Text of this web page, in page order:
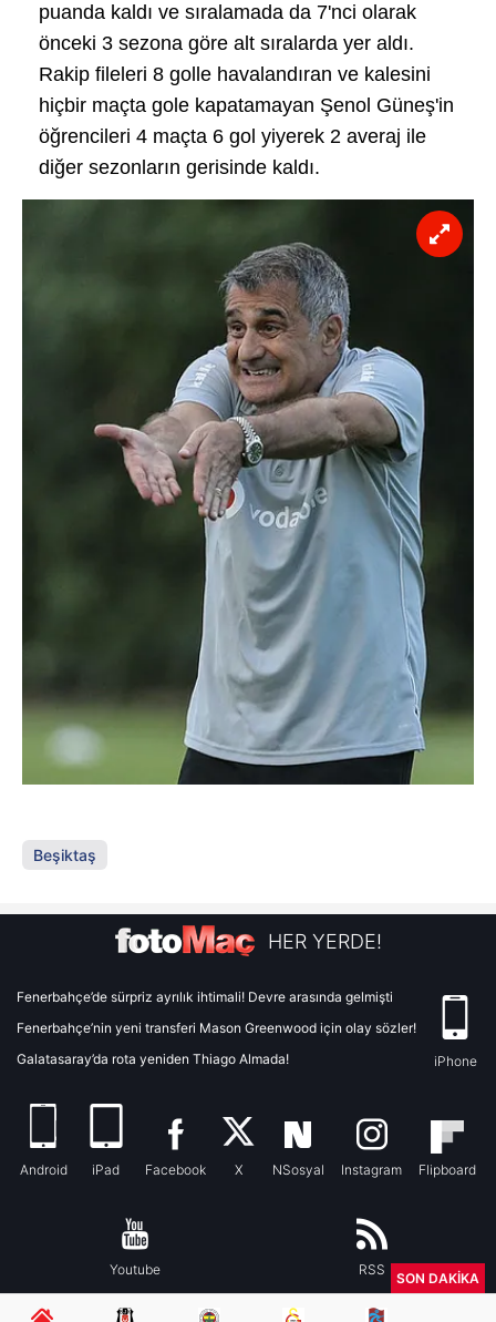
puanda kaldı ve sıralamada da 7'nci olarak
önceki 3 sezona göre alt sıralarda yer aldı.
Rakip fileleri 8 golle havalandıran ve kalesini
hiçbir maçta gole kapatamayan Şenol Güneş'in
öğrencileri 4 maçta 6 gol yiyerek 2 averaj ile
diğer sezonların gerisinde kaldı.
Beşiktaş
HER YERDE!
Fenerbahçe’de sürpriz ayrılık ihtimali! Devre arasında gelmişti
Fenerbahçe’nin yeni transferi Mason Greenwood için olay sözler!
Galatasaray’da rota yeniden Thiago Almada!
iPhone
Android iPad Facebook X NSosyal Instagram Flipboard
Youtube RSS
SON DAKİKA